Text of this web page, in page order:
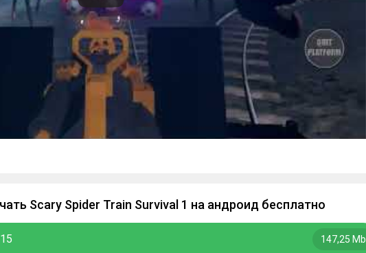
Scary Spider Train Survival 1 на андроид бесплатно
147,25 Mb